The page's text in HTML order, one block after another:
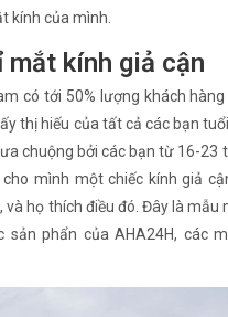
kính của mình.
mắt kính giả cận
có tới 50% lượng khách
thị hiếu của tất cả các bạn
chuộng bởi các bạn từ 16-23
mình một chiếc kính giả
và họ thích điều đó. Đây là mẫu
phẩn của AHA24H, các